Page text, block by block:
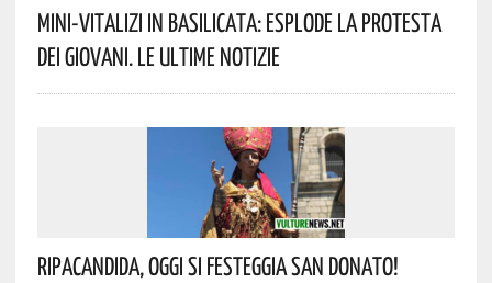
Mini-Vitalizi In Basilicata: Esplode La Protesta
Dei Giovani. Le Ultime Notizie
Ripacandida, Oggi Si Festeggia San Donato!